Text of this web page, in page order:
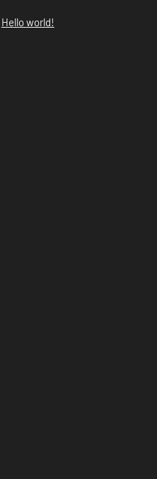
Hello world!